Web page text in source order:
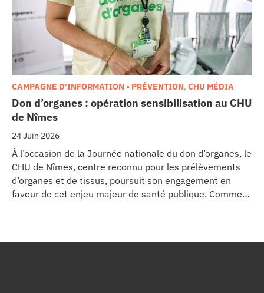
cancérologie.
Don d’organes : opération sensibilisation au CHU
de Nîmes
24 Juin 2026
CAMPAGNE D'INFORMATION • PRÉVENTION, CHU MÉDIA
À l’occasion de la Journée nationale du don d’organes, le
CHU de Nîmes, centre reconnu pour les prélèvements
d’organes et de tissus, poursuit son engagement en
faveur de cet enjeu majeur de santé publique. Comme